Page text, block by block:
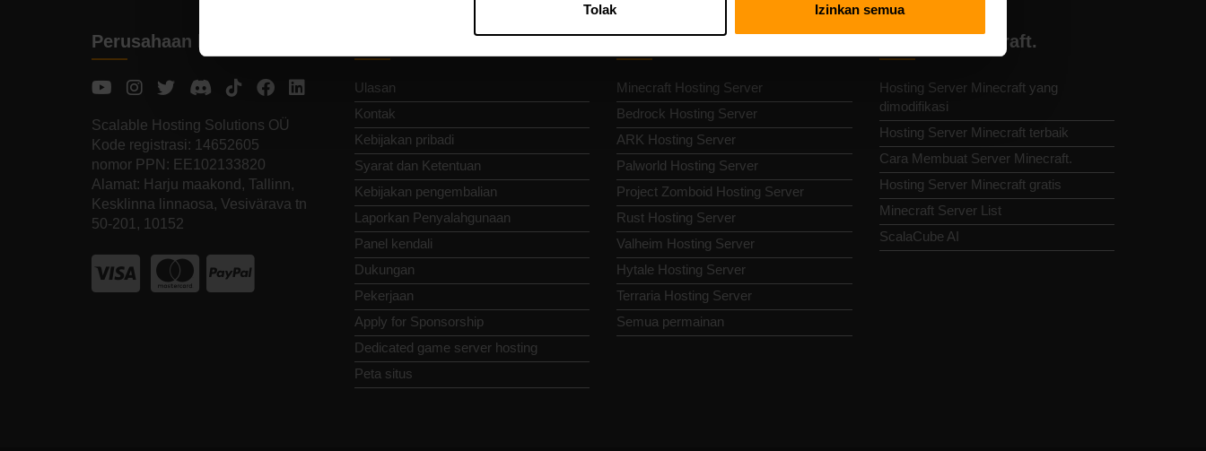
Tolak Izinkan semua
Perusahaan kami
Scalable Hosting Solutions OÜ
Kode registrasi: 14652605
nomor PPN: EE102133820
Alamat: Harju maakond, Tallinn,
Kesklinna linnaosa, Vesivärava tn
50-201, 10152
Ulasan
Kontak
Kebijakan pribadi
Syarat dan Ketentuan
Kebijakan pengembalian
Laporkan Penyalahgunaan
Panel kendali
Dukungan
Pekerjaan
Apply for Sponsorship
Dedicated game server hosting
Peta situs
Hosting Server Game
Minecraft Hosting Server
Bedrock Hosting Server
ARK Hosting Server
Palworld Hosting Server
Project Zomboid Hosting Server
Rust Hosting Server
Valheim Hosting Server
Hytale Hosting Server
Terraria Hosting Server
Semua permainan
Hosting Minecraft.
Hosting Server Minecraft yang
dimodifikasi
Hosting Server Minecraft terbaik
Cara Membuat Server Minecraft.
Hosting Server Minecraft gratis
Minecraft Server List
ScalaCube AI